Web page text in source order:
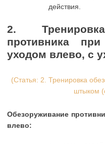
действия.
2.
противника
уходом влево, с
(Статья: 2. Тренировка
штыком
Обезоруживание
влево: